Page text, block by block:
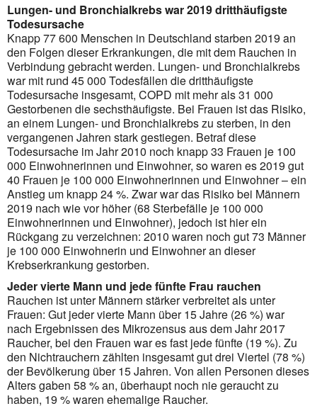
Lungen- und Bronchialkrebs war 2019 dritthäufigste
Todesursache
Knapp 77 600 Menschen in Deutschland starben 2019 an
den Folgen dieser Erkrankungen, die mit dem Rauchen in
Verbindung gebracht werden. Lungen- und Bronchialkrebs
war mit rund 45 000 Todesfällen die dritthäufigste
Todesursache insgesamt, COPD mit mehr als 31 000
Gestorbenen die sechsthäufigste. Bei Frauen ist das Risiko,
an einem Lungen- und Bronchialkrebs zu sterben, in den
vergangenen Jahren stark gestiegen. Betraf diese
Todesursache im Jahr 2010 noch knapp 33 Frauen je 100
000 Einwohnerinnen und Einwohner, so waren es 2019 gut
40 Frauen je 100 000 Einwohnerinnen und Einwohner – ein
Anstieg um knapp 24 %. Zwar war das Risiko bei Männern
2019 nach wie vor höher (68 Sterbefälle je 100 000
Einwohnerinnen und Einwohner), jedoch ist hier ein
Rückgang zu verzeichnen: 2010 waren noch gut 73 Männer
je 100 000 Einwohnerin und Einwohner an dieser
Krebserkrankung gestorben.
Jeder vierte Mann und jede fünfte Frau rauchen
Rauchen ist unter Männern stärker verbreitet als unter
Frauen: Gut jeder vierte Mann über 15 Jahre (26 %) war
nach Ergebnissen des Mikrozensus aus dem Jahr 2017
Raucher, bei den Frauen war es fast jede fünfte (19 %). Zu
den Nichtrauchern zählten insgesamt gut drei Viertel (78 %)
der Bevölkerung über 15 Jahren. Von allen Personen dieses
Alters gaben 58 % an, überhaupt noch nie geraucht zu
haben, 19 % waren ehemalige Raucher.